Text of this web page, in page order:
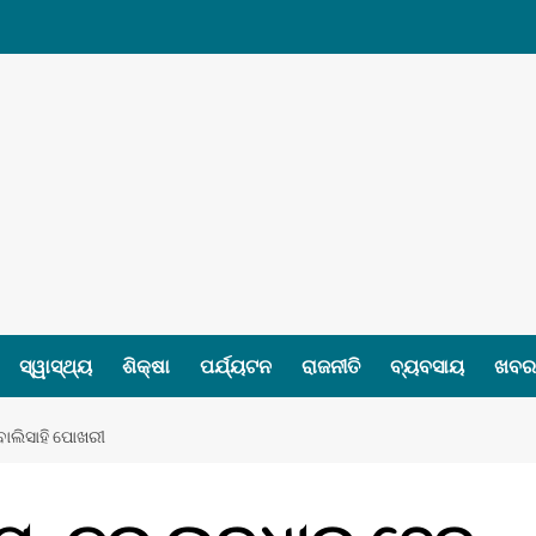
ସ୍ୱାସ୍ଥ୍ୟ ଶିକ୍ଷା ପର୍ଯ୍ୟଟନ ରାଜନୀତି ବ୍ୟବସାୟ ଖବର
ପୋଖରୀ